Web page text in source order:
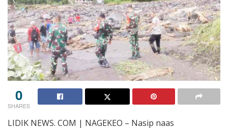
0
SHARES
LIDIK NEWS. COM | NAGEKEO – Nasip naas